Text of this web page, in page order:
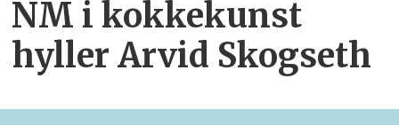
NM i kokkekunst
hyller Arvid Skogseth